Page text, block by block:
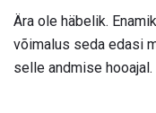
Ära ole häbelik.
võimalus seda edasi
selle andmise hooajal.